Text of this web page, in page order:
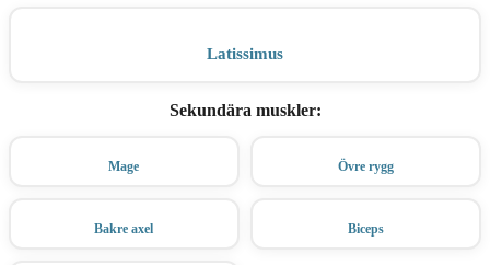
Latissimus
Sekundära muskler:
Mage Övre rygg
Bakre axel Biceps